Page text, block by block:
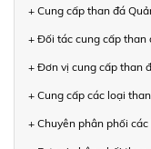
+ Cung cấp than đá
+ Đối tác cung cấp than
+ Đơn vị cung cấp than
+ Cung cấp các loại
+ Chuyên phân phối